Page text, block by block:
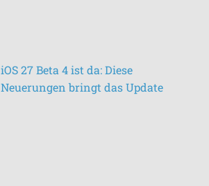
iOS 27 Beta 4 ist da: Diese
Neuerungen bringt das Update